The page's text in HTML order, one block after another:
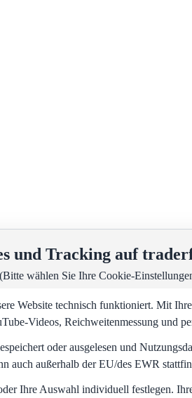
und Tracking auf
(Bitte wählen Sie Ihre Cookie-
Website technisch funktioniert. Mit
Videos, Reichweitenmessung und
oder ausgelesen und
auch außerhalb der EU/des EWR
Ihre Auswahl individuell festlegen.